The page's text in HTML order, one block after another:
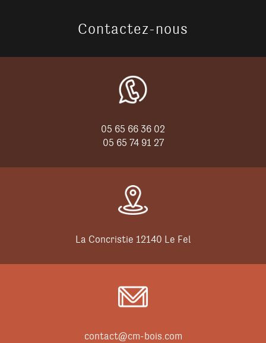
Contactez-nous
05 65 66 36 02
05 65 74 91 27
La Concristie 12140 Le Fel
contact@cm-bois.com